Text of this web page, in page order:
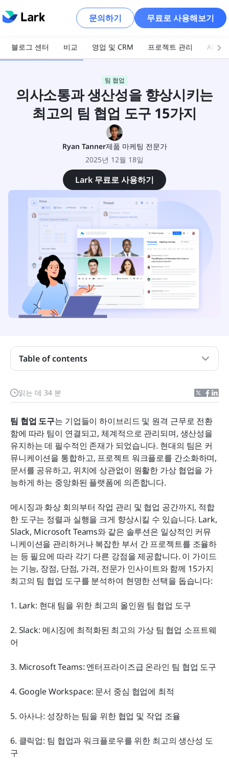
문의하기 무료로 사용해보기
블로그 센터 비교 영업 및 CRM 프로젝트 관리 AI 및
팀 협업
의사소통과 생산성을 향상시키는
최고의 팀 협업 도구 15가지
Ryan Tanner제품 마케팅 전문가
2025년 12월 18일
Lark 무료로 사용하기
읽는 데 34 분
팀 협업 도구는 기업들이 하이브리드 및 원격 근무로 전환
함에 따라 팀이 연결되고, 체계적으로 관리되며, 생산성을
유지하는 데 필수적인 존재가 되었습니다. 현대의 팀은 커
뮤니케이션을 통합하고, 프로젝트 워크플로를 간소화하며,
문서를 공유하고, 위치에 상관없이 원활한 가상 협업을 가
능하게 하는 중앙화된 플랫폼에 의존합니다.
메시징과 화상 회의부터 작업 관리 및 협업 공간까지, 적합
한 도구는 정렬과 실행을 크게 향상시킬 수 있습니다. Lark,
Slack, Microsoft Teams와 같은 솔루션은 일상적인 커뮤
니케이션을 관리하거나 복잡한 부서 간 프로젝트를 조율하
는 등 필요에 따라 각기 다른 강점을 제공합니다. 이 가이드
는 기능, 장점, 단점, 가격, 전문가 인사이트와 함께 15가지
최고의 팀 협업 도구를 분석하여 현명한 선택을 돕습니다:
1. Lark: 현대 팀을 위한 최고의 올인원 팀 협업 도구
2. Slack: 메시징에 최적화된 최고의 가상 팀 협업 소프트웨
어
3. Microsoft Teams: 엔터프라이즈급 온라인 팀 협업 도구
4. Google Workspace: 문서 중심 협업에 최적
5. 아사나: 성장하는 팀을 위한 협업 및 작업 조율
6. 클릭업: 팀 협업과 워크플로우를 위한 최고의 생산성 도
구
Table of contents
최고의 가상 팀 협업 소프트웨어 도구 비교 표
전체 목록: 최고의 팀 협업 도구 15가지
왜 기업에는 최고의 팀 협업 도구가 필요한가
새로운 협업 도구를 도입할 때 팀이 직면하는 일반적
인 과제
결론
자주 묻는 질문
관련 읽기